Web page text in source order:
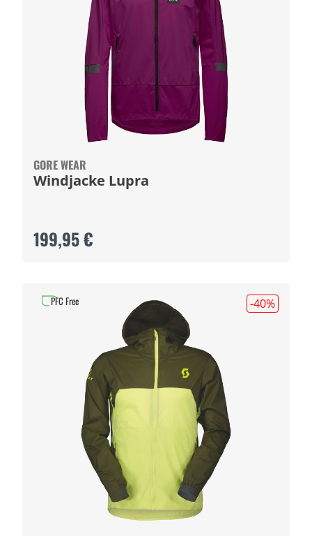
GORE WEAR
Windjacke Lupra
199,95 €
-40%
PFC Free